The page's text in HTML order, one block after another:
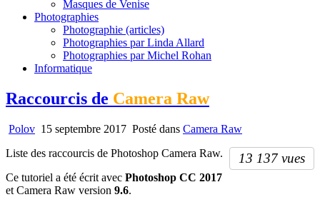
Masques de Venise
Photographies
Photographie (articles)
Photographies par Linda Allard
Photographies par Michel Rohan
Informatique
Raccourcis de Camera Raw
Polov 15 septembre 2017 Posté dans Camera Raw
13 137 vues
Liste des raccourcis de Photoshop Camera Raw.
Ce tutoriel a été écrit avec Photoshop CC 2017
et Camera Raw version 9.6.